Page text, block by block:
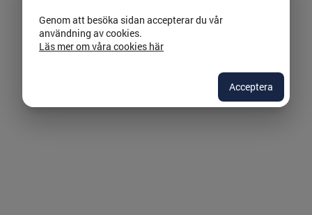
Genom att besöka sidan accepterar du vår
användning av cookies.
Läs mer om våra cookies här
Acceptera